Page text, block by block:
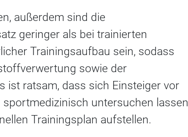
außerdem sind die
geringer als bei trainierten
Trainingsaufbau sein, sodass
sowie der
ist ratsam, dass sich Einsteiger vor
untersuchen lassen
Trainingsplan aufstellen.